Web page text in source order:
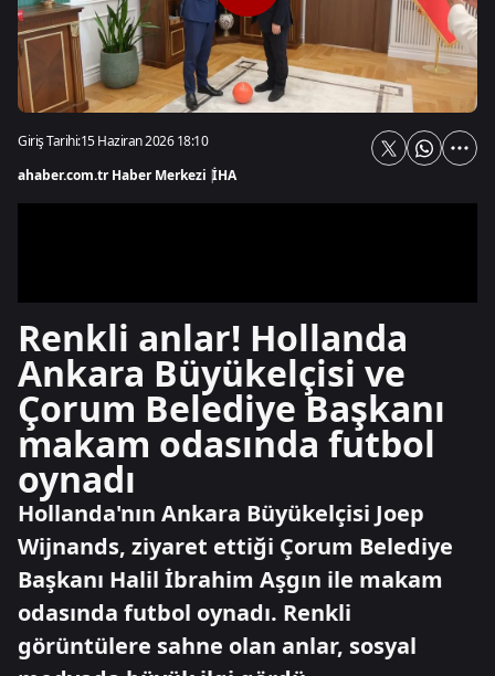
Giriş Tarihi:15 Haziran 2026 18:10
ahaber.com.tr Haber Merkezi |İHA
Renkli anlar! Hollanda
Ankara Büyükelçisi ve
Çorum Belediye Başkanı
makam odasında futbol
oynadı
Hollanda'nın Ankara Büyükelçisi Joep
Wijnands, ziyaret ettiği Çorum Belediye
Başkanı Halil İbrahim Aşgın ile makam
odasında futbol oynadı. Renkli
görüntülere sahne olan anlar, sosyal